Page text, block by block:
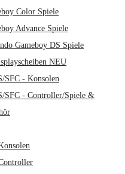
Color Spiele
Advance Spiele
Gameboy DS Spiele
NEU
SFC - Konsolen
SFC - Controller/Spiele &